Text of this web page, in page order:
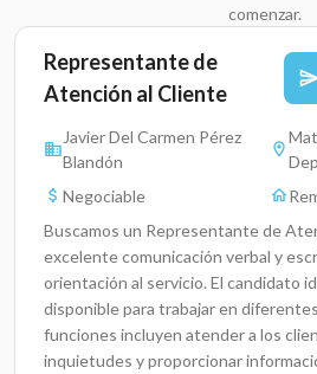
comenzar.
Representante de
Atención al Cliente
Javier Del Carmen Pérez
Blandón
Negociable
Buscamos un Representante de
excelente comunicación verbal y
orientación al servicio. El candidato
disponible para trabajar en
funciones incluyen atender a los
inquietudes y proporcionar